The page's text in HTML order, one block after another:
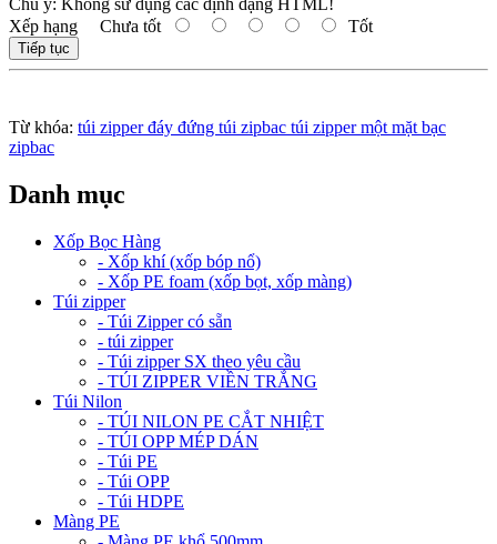
Chú ý: Không sử dụng các định dạng HTML!
Xếp hạng Chưa tốt Tốt
Tiếp tục
Từ khóa: túi zipper đáy đứng túi zipbac túi zipper một mặt bạc
zipbac
Danh mục
Xốp Bọc Hàng
- Xốp khí (xốp bóp nổ)
- Xốp PE foam (xốp bọt, xốp màng)
Túi zipper
- Túi Zipper có sẵn
- túi zipper
- Túi zipper SX theo yêu cầu
- TÚI ZIPPER VIỀN TRẮNG
Túi Nilon
- TÚI NILON PE CẮT NHIỆT
- TÚI OPP MÉP DÁN
- Túi PE
- Túi OPP
- Túi HDPE
Màng PE